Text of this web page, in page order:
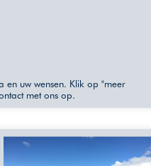
en uw wensen. Klik op "meer
met ons op.